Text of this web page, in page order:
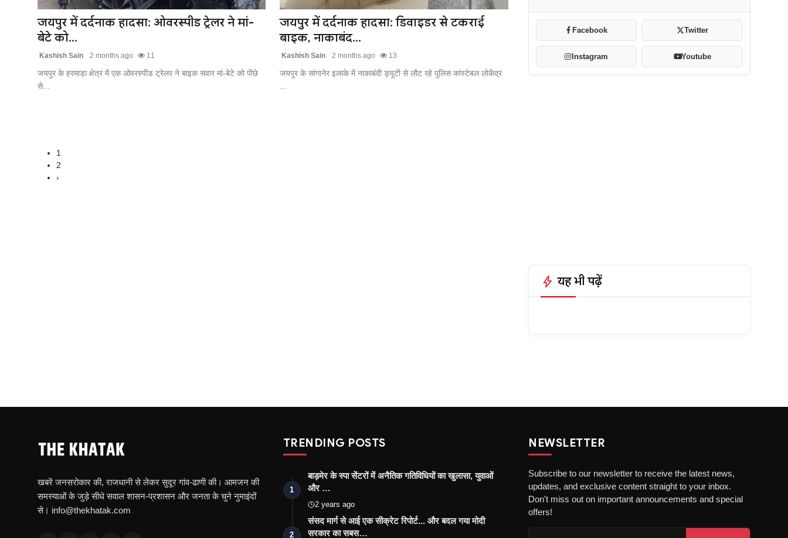
जयपुर में दर्दनाक हादसा: ओवरस्पीड ट्रेलर ने मां-
बेटे को...
Kashish Sain 2 months ago 11
जयपुर के हरमाड़ा क्षेत्र में एक ओवरस्पीड ट्रेलर ने बाइक सवार मां-बेटे को पीछे
से...
जयपुर में दर्दनाक हादसा: डिवाइडर से टकराई
बाइक, नाकाबंद...
Kashish Sain 2 months ago 13
जयपुर के सांगानेर इलाके में नाकाबंदी ड्यूटी से लौट रहे पुलिस कांस्टेबल लोकेंद्र
1
2
›
Facebook Twitter
Instagram Youtube
bolt यह भी पढ़ें
खबरें जनसरोकार की, राजधानी से लेकर सुदूर गांव-ढाणी की। आमजन की
समस्याओं के जुड़े सीधे सवाल शासन-प्रशासन और जनता के चुने नुमाइंदों
से। info@thekhatak.com
TRENDING POSTS
1
बाड़मेर के स्पा सेंटरों में अनैतिक गतिविधियों का खुलासा, युवाओं
और …
2 years ago
2
संसद मार्ग से आई एक सीक्रेट रिपोर्ट... और बदल गया मोदी
सरकार का सबस…
NEWSLETTER
Subscribe to our newsletter to receive the latest news,
updates, and exclusive content straight to your inbox.
Don't miss out on important announcements and special
offers!